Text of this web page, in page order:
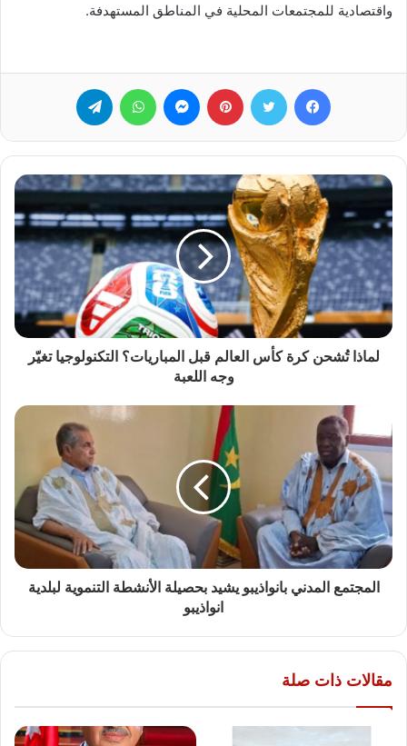
واقتصادية للمجتمعات المحلية في المناطق المستهدفة.
فيسبوك تويتر بينتيريست ماسنجر واتساب
لماذا تُشحن كرة كأس العالم قبل المباريات؟ التكنولوجيا تغيّر
وجه اللعبة
المجتمع المدني بانواذيبو يشيد بحصيلة الأنشطة التنموية لبلدية
انواذيبو
مقالات ذات صلة